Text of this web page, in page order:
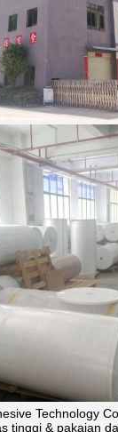
Technology
tinggi & pakaian